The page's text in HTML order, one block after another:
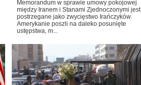
Memorandum w sprawie umowy pokojowej
między Iranem i Stanami Zjednoczonymi jest
postrzegane jako zwycięstwo Irańczyków.
Amerykanie poszli na daleko posunięte
ustępstwa, m...